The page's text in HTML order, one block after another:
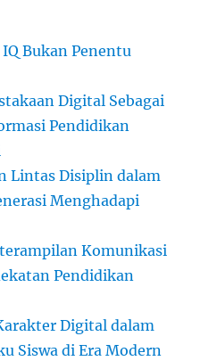
Bukan Penentu
Digital Sebagai
Pendidikan
Lintas Disiplin dalam
Menghadapi
Komunikasi
Pendidikan
Digital dalam
Siswa di Era Modern